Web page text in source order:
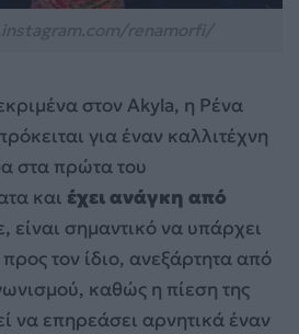
στον Akyla, η Ρένα
για έναν καλλιτέχνη
στα πρώτα του
και έχει ανάγκη από
είναι σημαντικό να υπάρχει
τον ίδιο, ανεξάρτητα από
καθώς η πίεση της
να επηρεάσει αρνητικά έναν